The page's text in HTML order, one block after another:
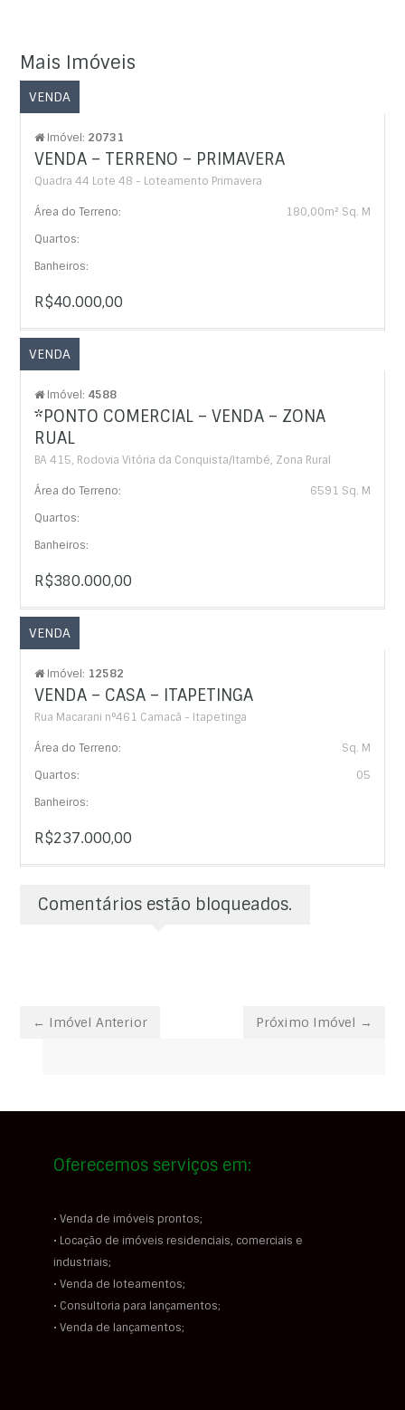
Mais Imóveis
VENDA
Imóvel: 20731
VENDA – TERRENO – PRIMAVERA
Quadra 44 Lote 48 - Loteamento Primavera
Área do Terreno:
180,00m² Sq. M
Quartos:
Banheiros:
R$40.000,00
VENDA
Imóvel: 4588
*PONTO COMERCIAL – VENDA – ZONA
RUAL
BA 415, Rodovia Vitória da Conquista/Itambé, Zona Rural
Área do Terreno:
6591 Sq. M
Quartos:
Banheiros:
R$380.000,00
VENDA
Imóvel: 12582
VENDA – CASA – ITAPETINGA
Rua Macarani n°461 Camacã - Itapetinga
Área do Terreno:
Sq. M
Quartos:
05
Banheiros:
R$237.000,00
Comentários estão bloqueados.
← Imóvel Anterior Próximo Imóvel →
Oferecemos serviços em:
• Venda de imóveis prontos;
• Locação de imóveis residenciais, comerciais e
industriais;
• Venda de loteamentos;
• Consultoria para lançamentos;
• Venda de lançamentos;